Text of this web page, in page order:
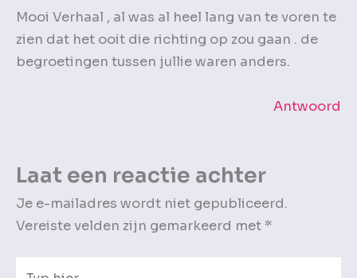
Mooi Verhaal , al was al heel lang van te voren te
zien dat het ooit die richting op zou gaan . de
begroetingen tussen jullie waren anders.
Antwoord
Laat een reactie achter
Je e-mailadres wordt niet gepubliceerd.
Vereiste velden zijn gemarkeerd met*